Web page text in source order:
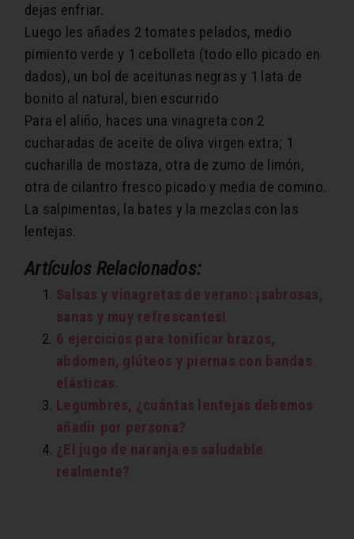
dejas enfriar.
Luego les añades 2 tomates pelados, medio
pimiento verde y 1 cebolleta (todo ello picado en
dados), un bol de aceitunas negras y 1 lata de
bonito al natural, bien escurrido
Para el aliño, haces una vinagreta con 2
cucharadas de aceite de oliva virgen extra; 1
cucharilla de mostaza, otra de zumo de limón,
otra de cilantro fresco picado y media de comino.
La salpimentas, la bates y la mezclas con las
lentejas.
Artículos Relacionados:
Salsas y vinagretas de verano: ¡sabrosas,
sanas y muy refrescantes!
6 ejercicios para tonificar brazos,
abdomen, glúteos y piernas con bandas
elásticas.
Legumbres, ¿cuántas lentejas debemos
añadir por persona?
¿El jugo de naranja es saludable
realmente?